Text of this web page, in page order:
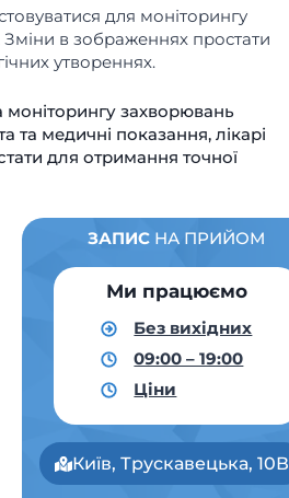
для моніторингу
Зміни в зображеннях простати
утвореннях.
моніторингу захворювань
та медичні показання, лікарі
для отримання точної
ЗАПИС НА ПРИЙОМ
Ми працюємо
Без вихідних
09:00 – 19:00
Ціни
Київ, Трускавецька, 10В